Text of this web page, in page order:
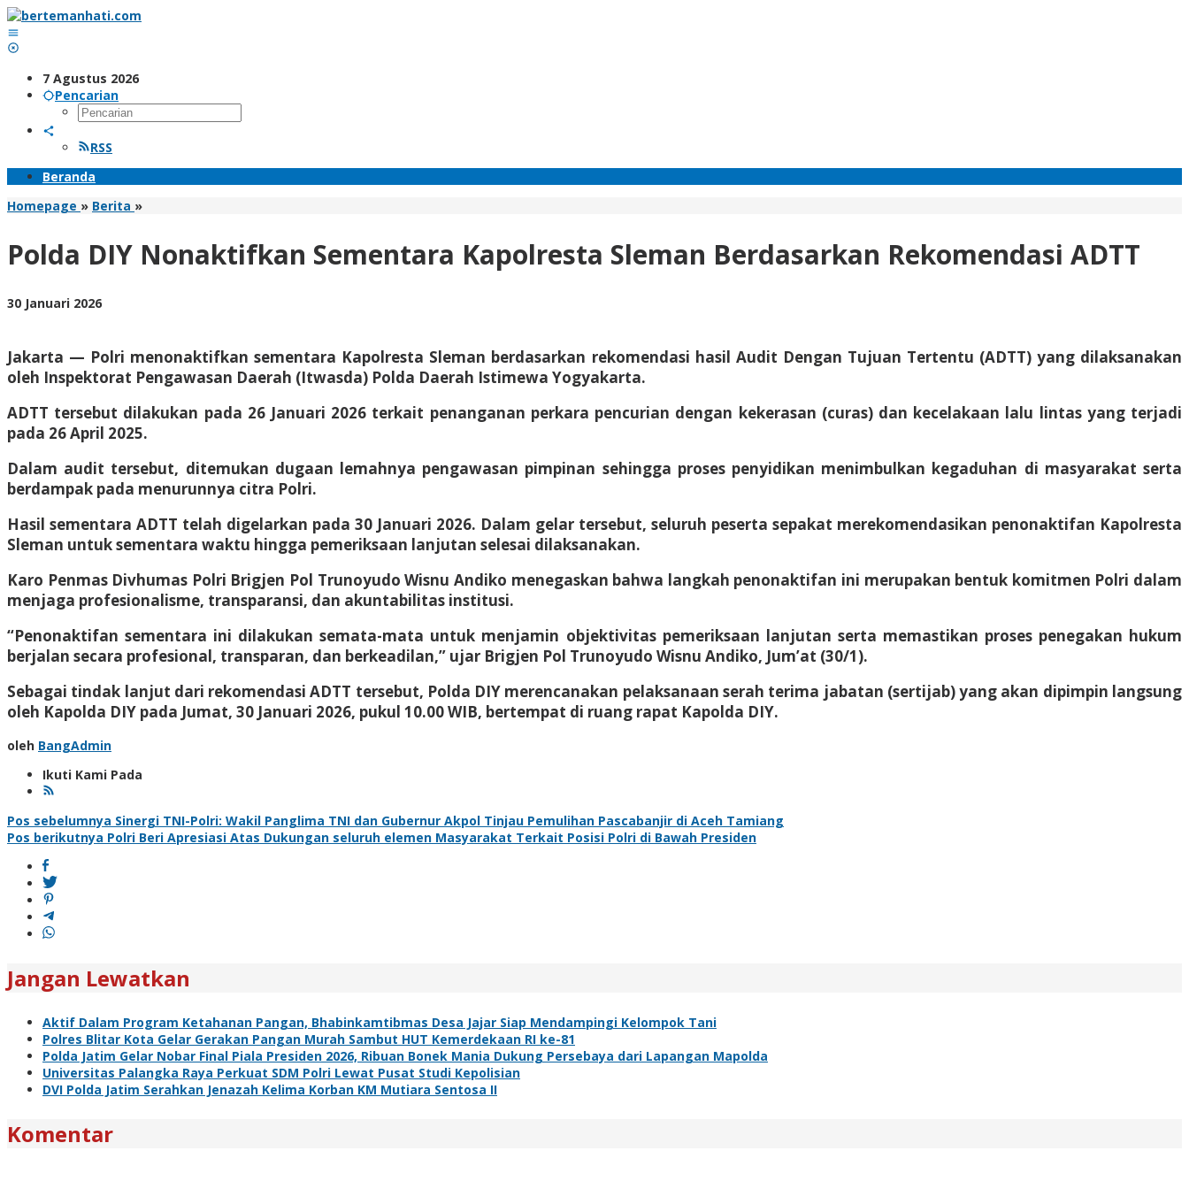
Lewati
ke
konten
7 Agustus 2026
Pencarian
RSS
Beranda
Homepage » Berita »Polda
Sementara
Polda DIY Nonaktifkan Sementara Kapolresta Sleman Berdasarkan Rekomendasi ADTT
30 Januari 2026oleh
Jakarta — Polri menonaktifkan sementara Kapolresta Sleman berdasarkan rekomendasi hasil Audit Dengan Tujuan Tertentu (ADTT) yang dilaksanakan
oleh Inspektorat Pengawasan Daerah (Itwasda) Polda Daerah Istimewa Yogyakarta.
ADTT tersebut dilakukan pada 26 Januari 2026 terkait penanganan perkara pencurian dengan kekerasan (curas) dan kecelakaan lalu lintas yang terjadi
pada 26 April 2025.
Dalam audit tersebut, ditemukan dugaan lemahnya pengawasan pimpinan sehingga proses penyidikan menimbulkan kegaduhan di masyarakat serta
berdampak pada menurunnya citra Polri.
Hasil sementara ADTT telah digelarkan pada 30 Januari 2026. Dalam gelar tersebut, seluruh peserta sepakat merekomendasikan penonaktifan Kapolresta
Sleman untuk sementara waktu hingga pemeriksaan lanjutan selesai dilaksanakan.
Karo Penmas Divhumas Polri Brigjen Pol Trunoyudo Wisnu Andiko menegaskan bahwa langkah penonaktifan ini merupakan bentuk komitmen Polri dalam
menjaga profesionalisme, transparansi, dan akuntabilitas institusi.
“Penonaktifan sementara ini dilakukan semata-mata untuk menjamin objektivitas pemeriksaan lanjutan serta memastikan proses penegakan hukum
berjalan secara profesional, transparan, dan berkeadilan,” ujar Brigjen Pol Trunoyudo Wisnu Andiko, Jum’at (30/1).
Sebagai tindak lanjut dari rekomendasi ADTT tersebut, Polda DIY merencanakan pelaksanaan serah terima jabatan (sertijab) yang akan dipimpin langsung
oleh Kapolda DIY pada Jumat, 30 Januari 2026, pukul 10.00 WIB, bertempat di ruang rapat Kapolda DIY.
oleh BangAdmin
Ikuti Kami Pada
Navigasi
pos
Pos sebelumnya Sinergi TNI-Polri: Wakil Panglima TNI dan Gubernur Akpol Tinjau Pemulihan Pascabanjir di Aceh Tamiang
Pos berikutnya Polri Beri Apresiasi Atas Dukungan seluruh elemen Masyarakat Terkait Posisi Polri di Bawah Presiden
Jangan Lewatkan
Aktif Dalam Program Ketahanan Pangan, Bhabinkamtibmas Desa Jajar Siap Mendampingi Kelompok Tani
Polres Blitar Kota Gelar Gerakan Pangan Murah Sambut HUT Kemerdekaan RI ke-81
Polda Jatim Gelar Nobar Final Piala Presiden 2026, Ribuan Bonek Mania Dukung Persebaya dari Lapangan Mapolda
Universitas Palangka Raya Perkuat SDM Polri Lewat Pusat Studi Kepolisian
DVI Polda Jatim Serahkan Jenazah Kelima Korban KM Mutiara Sentosa II
Komentar